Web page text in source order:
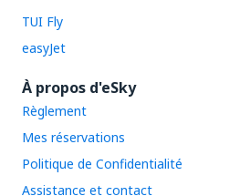
TUI Fly
easyJet
À propos d'eSky
Règlement
Mes réservations
Politique de Confidentialité
Assistance et contact